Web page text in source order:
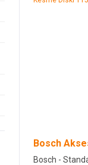
Bosch
Bosch -